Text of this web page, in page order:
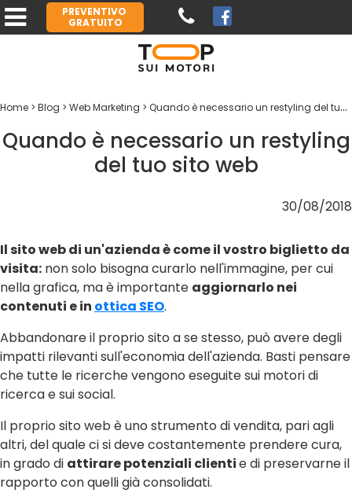
PREVENTIVO
GRATUITO
Home Blog Web Marketing Quando è necessario un restyling del tuo sito web
Quando è necessario un restyling
del tuo sito web
30/08/2018
Il sito web di un'azienda è come il vostro biglietto da
visita: non solo bisogna curarlo nell'immagine, per cui
nella grafica, ma è importante aggiornarlo nei
contenuti e in ottica SEO.
Abbandonare il proprio sito a se stesso, può avere degli
impatti rilevanti sull'economia dell'azienda. Basti pensare
che tutte le ricerche vengono eseguite sui motori di
ricerca e sui social.
Il proprio sito web è uno strumento di vendita, pari agli
altri, del quale ci si deve costantemente prendere cura,
in grado di attirare potenziali clientie di preservarne il
rapporto con quelli già consolidati.